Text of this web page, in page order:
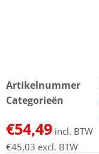
Artikelnummer
Categorieën
€54,49 incl. BTW
€45,03 excl. BTW